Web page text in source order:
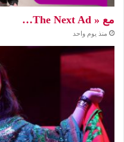
مع « The Next Ad…
منذ يوم واحد